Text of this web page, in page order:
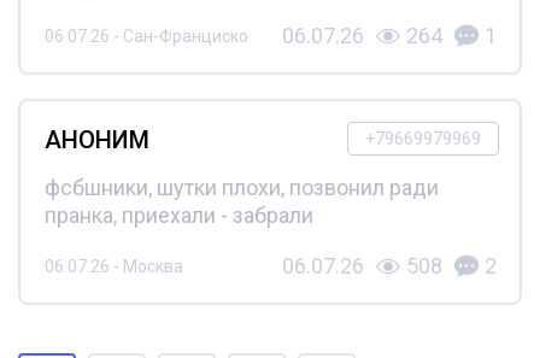
06.07.26 - Сан-Франциско 06.07.26 264 1
+79669979969
АНОНИМ
фсбшники, шутки плохи, позвонил ради
пранка, приехали - забрали
06.07.26 - Москва 06.07.26 508 2